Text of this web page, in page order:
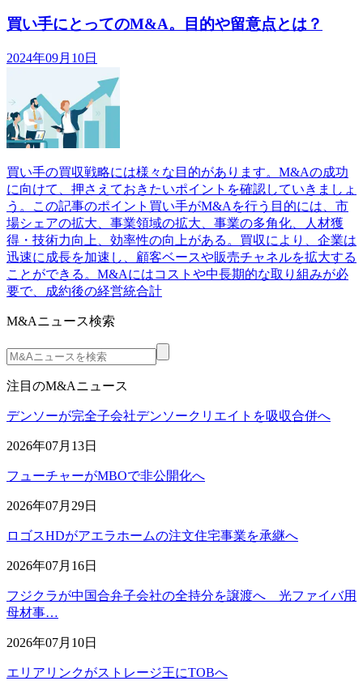
買い手にとってのM&A。目的や留意点とは？
2024年09月10日
買い手の買収戦略には様々な目的があります。M&Aの成功
に向けて、押さえておきたいポイントを確認していきましょ
う。この記事のポイント買い手がM&Aを行う目的には、市
場シェアの拡大、事業領域の拡大、事業の多角化、人材獲
得・技術力向上、効率性の向上がある。買収により、企業は
迅速に成長を加速し、顧客ベースや販売チャネルを拡大する
ことができる。M&Aにはコストや中長期的な取り組みが必
要で、成約後の経営統合計
M&Aニュース検索
注目のM&Aニュース
デンソーが完全子会社デンソークリエイトを吸収合併へ
2026年07月13日
フューチャーがMBOで非公開化へ
2026年07月29日
ロゴスHDがアエラホームの注文住宅事業を承継へ
2026年07月16日
フジクラが中国合弁子会社の全持分を譲渡へ 光ファイバ用
母材事…
2026年07月10日
エリアリンクがストレージ王にTOBへ